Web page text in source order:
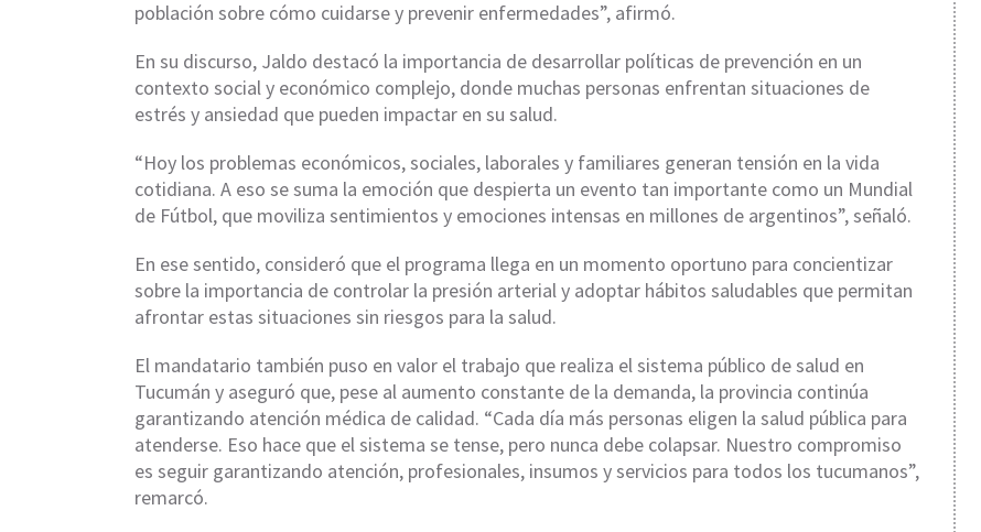
población sobre cómo cuidarse y prevenir enfermedades”, afirmó.
En su discurso, Jaldo destacó la importancia de desarrollar políticas de prevención en un
contexto social y económico complejo, donde muchas personas enfrentan situaciones de
estrés y ansiedad que pueden impactar en su salud.
“Hoy los problemas económicos, sociales, laborales y familiares generan tensión en la vida
cotidiana. A eso se suma la emoción que despierta un evento tan importante como un Mundial
de Fútbol, que moviliza sentimientos y emociones intensas en millones de argentinos”, señaló.
En ese sentido, consideró que el programa llega en un momento oportuno para concientizar
sobre la importancia de controlar la presión arterial y adoptar hábitos saludables que permitan
afrontar estas situaciones sin riesgos para la salud.
El mandatario también puso en valor el trabajo que realiza el sistema público de salud en
Tucumán y aseguró que, pese al aumento constante de la demanda, la provincia continúa
garantizando atención médica de calidad. “Cada día más personas eligen la salud pública para
atenderse. Eso hace que el sistema se tense, pero nunca debe colapsar. Nuestro compromiso
es seguir garantizando atención, profesionales, insumos y servicios para todos los tucumanos”,
remarcó.